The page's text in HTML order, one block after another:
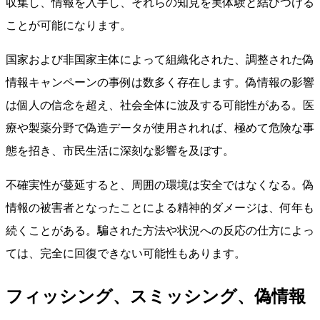
ことが可能になります。
国家および非国家主体によって組織化された、調整された偽
情報キャンペーンの事例は数多く存在します。偽情報の影響
は個人の信念を超え、社会全体に波及する可能性がある。医
療や製薬分野で偽造データが使用されれば、極めて危険な事
態を招き、市民生活に深刻な影響を及ぼす。
不確実性が蔓延すると、周囲の環境は安全ではなくなる。偽
情報の被害者となったことによる精神的ダメージは、何年も
続くことがある。騙された方法や状況への反応の仕方によっ
ては、完全に回復できない可能性もあります。
フィッシング、スミッシング、偽情報